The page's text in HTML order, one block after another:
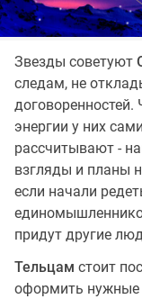
Звезды советуют
следам, не
энергии у них
рассчитывают -
взгляды и планы
если начали
придут другие
Тельцам стоит
оформить нужные